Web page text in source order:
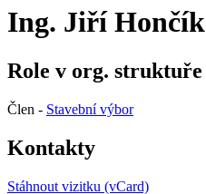
Ing. Jiří Hončík
Role v org. struktuře
Člen - Stavební výbor
Kontakty
Stáhnout vizitku (vCard)